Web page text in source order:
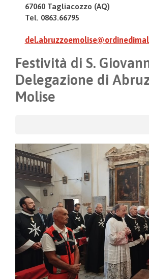
67060 Tagliacozzo (AQ)
Tel. 0863.66795
Festività di S.
Delegazione di
Molise